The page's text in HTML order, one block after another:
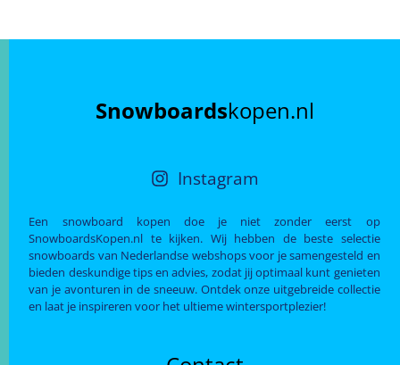
Snowboardskopen.nl
Instagram
Een snowboard kopen doe je niet zonder eerst op
SnowboardsKopen.nl te kijken. Wij hebben de beste selectie
snowboards van Nederlandse webshops voor je samengesteld en
bieden deskundige tips en advies, zodat jij optimaal kunt genieten
van je avonturen in de sneeuw. Ontdek onze uitgebreide collectie
en laat je inspireren voor het ultieme wintersportplezier!